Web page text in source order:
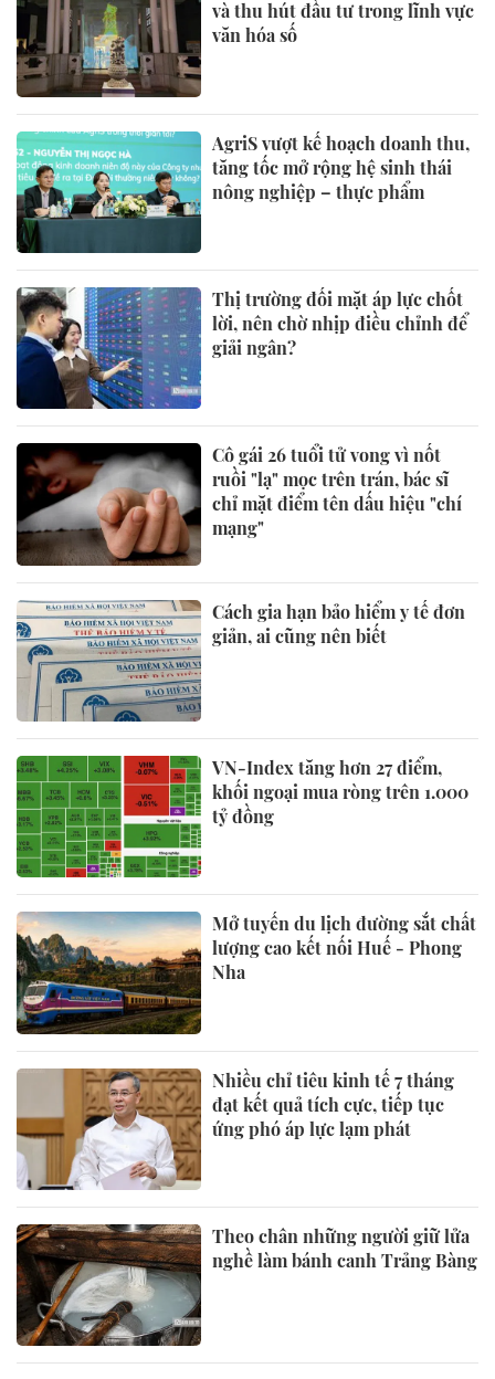
và thu hút đầu tư trong lĩnh vực
văn hóa số
AgriS vượt kế hoạch doanh thu,
tăng tốc mở rộng hệ sinh thái
nông nghiệp – thực phẩm
Thị trường đối mặt áp lực chốt
lời, nên chờ nhịp điều chỉnh để
giải ngân?
Cô gái 26 tuổi tử vong vì nốt
ruồi "lạ" mọc trên trán, bác sĩ
chỉ mặt điểm tên dấu hiệu "chí
mạng"
Cách gia hạn bảo hiểm y tế đơn
giản, ai cũng nên biết
VN-Index tăng hơn 27 điểm,
khối ngoại mua ròng trên 1.000
tỷ đồng
Mở tuyến du lịch đường sắt chất
lượng cao kết nối Huế - Phong
Nha
Nhiều chỉ tiêu kinh tế 7 tháng
đạt kết quả tích cực, tiếp tục
ứng phó áp lực lạm phát
Theo chân những người giữ lửa
nghề làm bánh canh Trảng Bàng